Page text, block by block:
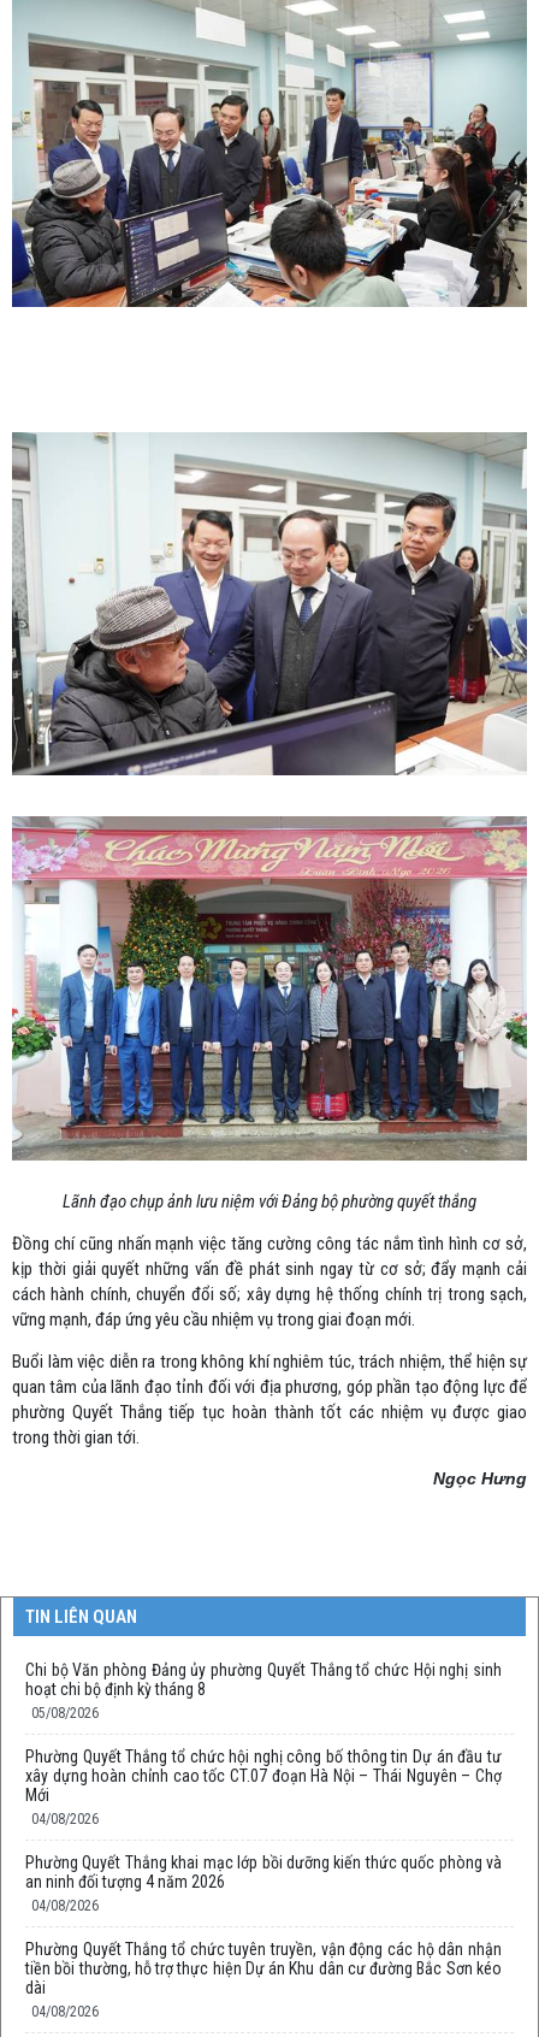
Lãnh đạo chụp ảnh lưu niệm với Đảng bộ phường quyết thắng
Đồng chí cũng nhấn mạnh việc tăng cường công tác nắm tình hình cơ sở,
kịp thời giải quyết những vấn đề phát sinh ngay từ cơ sở; đẩy mạnh cải
cách hành chính, chuyển đổi số; xây dựng hệ thống chính trị trong sạch,
vững mạnh, đáp ứng yêu cầu nhiệm vụ trong giai đoạn mới.
Buổi làm việc diễn ra trong không khí nghiêm túc, trách nhiệm, thể hiện sự
quan tâm của lãnh đạo tỉnh đối với địa phương, góp phần tạo động lực để
phường Quyết Thắng tiếp tục hoàn thành tốt các nhiệm vụ được giao
trong thời gian tới.
Ngọc Hưng
TIN LIÊN QUAN
Chi bộ Văn phòng Đảng ủy phường Quyết Thắng tổ chức Hội nghị sinh
hoạt chi bộ định kỳ tháng 8
05/08/2026
Phường Quyết Thắng tổ chức hội nghị công bố thông tin Dự án đầu tư
xây dựng hoàn chỉnh cao tốc CT.07 đoạn Hà Nội – Thái Nguyên – Chợ
Mới
04/08/2026
Phường Quyết Thắng khai mạc lớp bồi dưỡng kiến thức quốc phòng và
an ninh đối tượng 4 năm 2026
04/08/2026
Phường Quyết Thắng tổ chức tuyên truyền, vận động các hộ dân nhận
tiền bồi thường, hỗ trợ thực hiện Dự án Khu dân cư đường Bắc Sơn kéo
dài
04/08/2026